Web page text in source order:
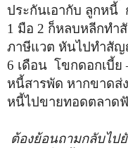
ประกันเอากับ ลูกหนี้
1 มือ 2 ก็หลบหลีกทำ
ภาษีแวต หันไปทำสัญ
6 เดือน โขกดอกเบี้ย
หนี้สารพัด หากขาดส่
หนี้ไปขายทอดตลาด
ต้องย้อนถามกลับไป